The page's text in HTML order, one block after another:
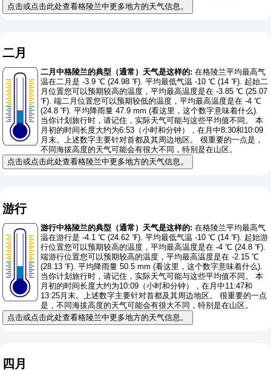
点击或点击此处查看格陵兰中更多地方的天气信息。
二月
二月中格陵兰的典型（通常）天气是这样的: 在格陵兰平均最高气
温在二月是 -3.9 ℃ (24.98 ℉). 平均最低气温 -10 ℃ (14 ℉). 起始二
月位置您可以预期较高的温度，平均最高温度是在 -3.85 ℃ (25.07
℉). 端二月位置您可以预期较低的温度，平均最高温度是在 -4 ℃
(24.8 ℉). 平均降雨量 47.9 mm (看这里，这个数字意味着什么).
当你计划旅行时，请记住，实际天气可能与这些平均值不同。 本
月初的时间长度大约为6:53（小时和分钟），在月中8:30和10:09
月末。上述数字主要针对首都及其周边地区。 很重要的一点是，
不同海拔高度的天气可能会有很大不同，特别是在山区。
点击或点击此处查看格陵兰中更多地方的天气信息。
游行
游行中格陵兰的典型（通常）天气是这样的: 在格陵兰平均最高气
温在游行是 -4.1 ℃ (24.62 ℉). 平均最低气温 -10 ℃ (14 ℉). 起始游
行位置您可以预期较高的温度，平均最高温度是在 -4 ℃ (24.8 ℉).
端游行位置您可以预期较高的温度，平均最高温度是在 -2.15 ℃
(28.13 ℉). 平均降雨量 50.5 mm (看这里，这个数字意味着什么).
当你计划旅行时，请记住，实际天气可能与这些平均值不同。 本
月初的时间长度大约为10:09（小时和分钟），在月中11:47和
13:25月末。上述数字主要针对首都及其周边地区。 很重要的一点
是，不同海拔高度的天气可能会有很大不同，特别是在山区。
点击或点击此处查看格陵兰中更多地方的天气信息。
四月